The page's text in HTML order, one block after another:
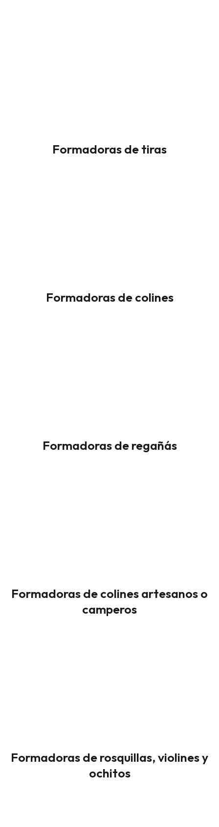
Formadoras de tiras
Formadoras de colines
Formadoras de regañás
Formadoras de colines artesanos o
camperos
Formadoras de rosquillas, violines y
ochitos